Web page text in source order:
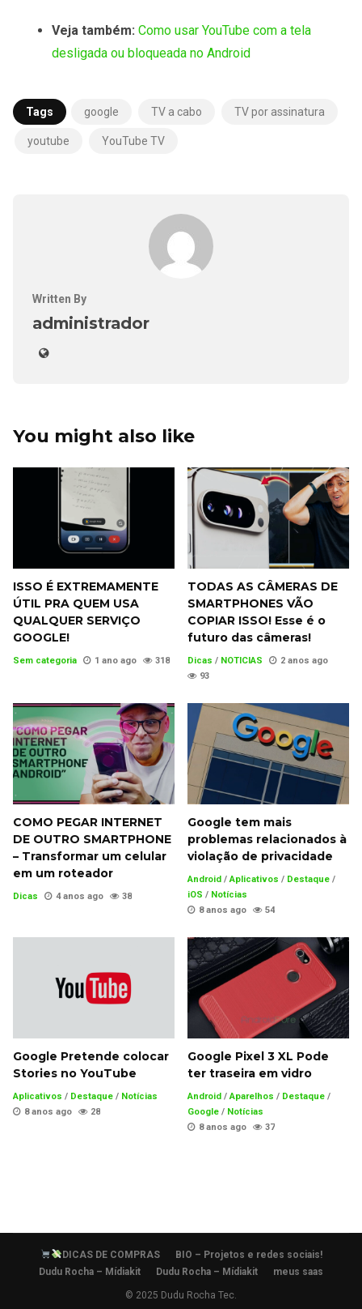
Veja também: Como usar YouTube com a tela
desligada ou bloqueada no Android
Tags google TV a cabo TV por assinatura
youtube YouTube TV
Written By
administrador
You might also like
ISSO É EXTREMAMENTE
ÚTIL PRA QUEM USA
QUALQUER SERVIÇO
GOOGLE!
Sem categoria 1 ano ago 318
TODAS AS CÂMERAS DE
SMARTPHONES VÃO
COPIAR ISSO! Esse é o
futuro das câmeras!
Dicas / NOTICIAS
2 anos ago
93
COMO PEGAR INTERNET
DE OUTRO SMARTPHONE
– Transformar um celular
em um roteador
Dicas 4 anos ago 38
Google tem mais
problemas relacionados à
violação de privacidade
Android /Aplicativos / Destaque /
iOS / Notícias
8 anos ago
54
Google Pretende colocar
Stories no YouTube
Aplicativos / Destaque / Notícias
8 anos ago
28
Google Pixel 3 XL Pode
ter traseira em vidro
Android /Aparelhos / Destaque /
Google / Notícias
8 anos ago
37
DICAS DE COMPRAS
BIO – Projetos e redes sociais!
Dudu Rocha – Mídiakit
Dudu Rocha – Mídiakit meus saas
© 2025 Dudu Rocha Tec.